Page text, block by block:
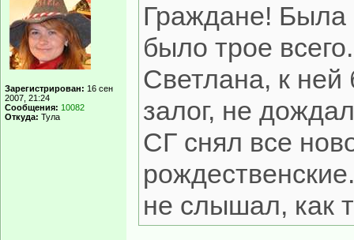
Зарегистрирован: 16 сен
2007, 21:24
Сообщения: 10082
Откуда: Тула
Граждане! Была
было трое
Светлана, к
залог, не
СГ снял все
не слышал, как